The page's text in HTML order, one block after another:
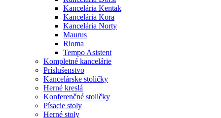
Kancelária Kentak
Kancelária Kora
Kancelária Norty
Maurus
Rioma
Tempo Asistent
Kompletné kancelárie
Príslušenstvo
Kancelárske stoličky
Herné kreslá
Konferenčné stoličky
Písacie stoly
Herné stoly